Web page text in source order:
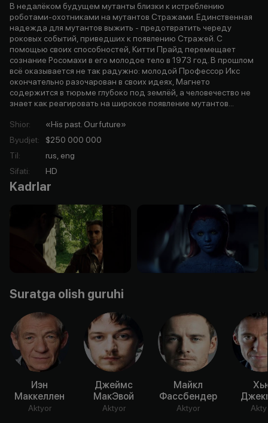
В недалёком будущем мутанты близки к истреблению
роботами-охотниками на мутантов Стражами. Единственная
надежда для мутантов выжить - предотвратить череду
роковых событий, приведших к появлению Стражей. С
помощью своих способностей, Китти Прайд перемещает
сознание Росомахи в его молодое тело в 1973 год. В прошлом
всё оказывается не так радужно: молодой Профессор Икс
окончательно разочарован в своих идеях, Магнето
содержится в тюрьме глубоко под землёй, а человечество не
знает как реагировать на широкое появление мутантов...
Shior:
«His past. Our future»
Byudjet:
$250 000 000
Til:
rus, eng
Sifati: HD
Kadrlar
Suratga olish guruhi
Иэн
Маккеллен
Aktyor
Джеймс
МакЭвой
Aktyor
Майкл
Фассбендер
Aktyor